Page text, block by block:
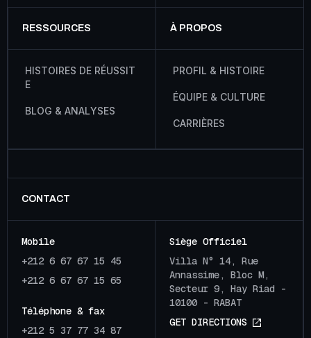
RESSOURCES
HISTOIRES DE RÉUSSIT
E
BLOG & ANALYSES
À PROPOS
PROFIL & HISTOIRE
ÉQUIPE & CULTURE
CARRIÈRES
CONTACT
Mobile
+212 6 67 67 15 45
+212 6 67 67 15 65
Téléphone & fax
+212 5 37 77 34 87
Siège Officiel
Villa N° 14, Rue
Annassime, Bloc M,
Secteur 9, Hay Riad -
10100 - RABAT
GET DIRECTIONS